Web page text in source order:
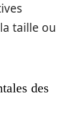
taille ou
des